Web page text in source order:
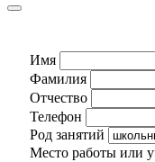
Имя
Фамилия
Отчество
Телефон
Род занятий
Место работы или